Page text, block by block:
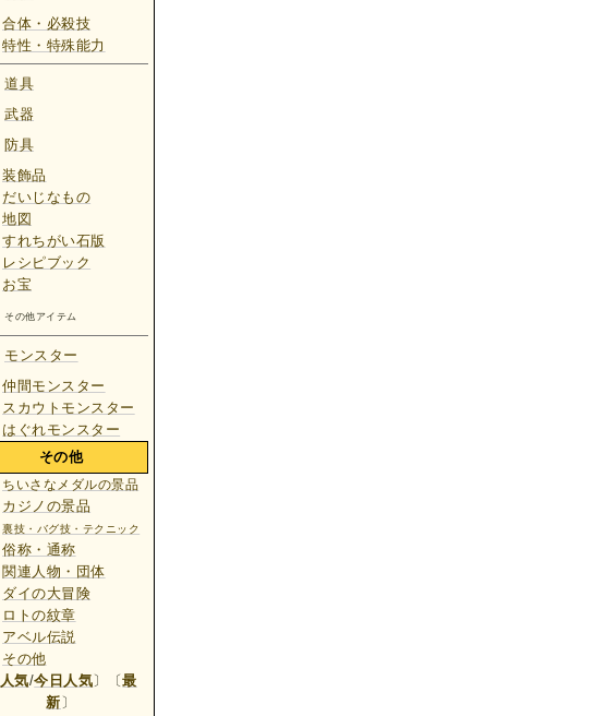
合体・必殺技
特性・特殊能力
道具
武器
防具
装飾品
だいじなもの
地図
すれちがい石版
レシピブック
お宝
その他アイテム
モンスター
仲間モンスター
スカウトモンスター
はぐれモンスター
その他
ちいさなメダルの景品
カジノの景品
裏技・バグ技・テクニック
俗称・通称
関連人物・団体
ダイの大冒険
ロトの紋章
アベル伝説
その他
人気/今日人気〕〔最
新 〕